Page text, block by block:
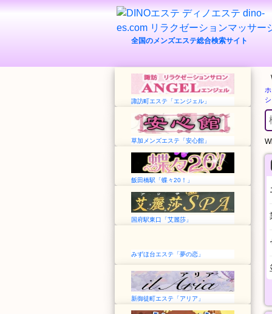
全国のメンズエステ総合検索サイト
諏訪町エステ「エンジェル」
草加メンズエステ「安心館」
飯田橋駅「蝶々20！」
国府駅東口「艾麗莎」
みずほ台エステ「夢の恋」
新御徒町エステ「アリア」